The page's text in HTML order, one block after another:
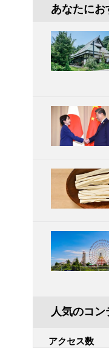
あなたにお
人気のコン
アクセス数